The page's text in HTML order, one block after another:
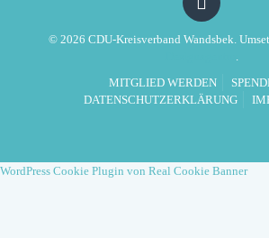
© 2026 CDU-Kreisverband Wandsbek.
.
MITGLIED WERDEN
DATENSCHUTZERKLÄRUNG
WordPress Cookie Plugin von Real Cookie Banner